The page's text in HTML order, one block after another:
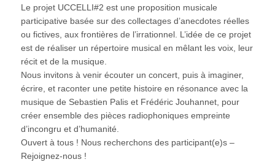
Le projet UCCELLI#2 est une proposition musicale
participative basée sur des collectages d’anecdotes réelles
ou fictives, aux frontières de l’irrationnel. L’idée de ce projet
est de réaliser un répertoire musical en mêlant les voix, leur
récit et de la musique.
Nous invitons à venir écouter un concert, puis à imaginer,
écrire, et raconter une petite histoire en résonance avec la
musique de Sebastien Palis et Frédéric Jouhannet, pour
créer ensemble des pièces radiophoniques empreinte
d’incongru et d’humanité.
Ouvert à tous ! Nous recherchons des participant(e)s –
Rejoignez-nous !